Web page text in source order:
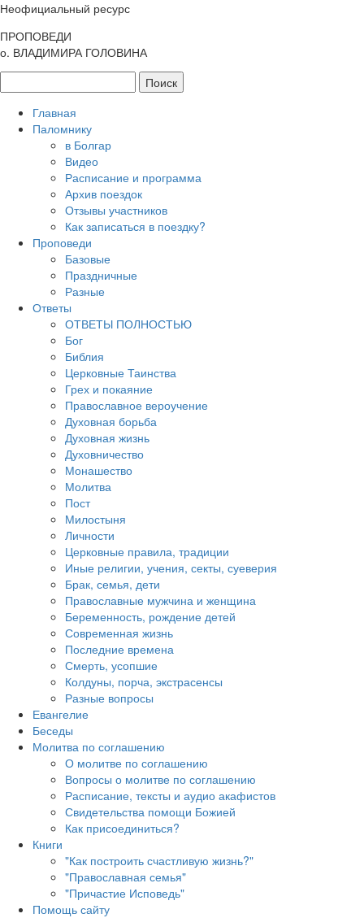
Неофициальный ресурс
ПРОПОВЕДИ
о. ВЛАДИМИРА ГОЛОВИНА
Главная
Паломнику
в Болгар
Видео
Расписание и программа
Архив поездок
Отзывы участников
Как записаться в поездку?
Проповеди
Базовые
Праздничные
Разные
Ответы
ОТВЕТЫ ПОЛНОСТЬЮ
Бог
Библия
Церковные Таинства
Грех и покаяние
Православное вероучение
Духовная борьба
Духовная жизнь
Духовничество
Монашество
Молитва
Пост
Милостыня
Личности
Церковные правила, традиции
Иные религии, учения, секты, суеверия
Брак, семья, дети
Православные мужчина и женщина
Беременность, рождение детей
Современная жизнь
Последние времена
Смерть, усопшие
Колдуны, порча, экстрасенсы
Разные вопросы
Евангелие
Беседы
Молитва по соглашению
О молитве по соглашению
Вопросы о молитве по соглашению
Расписание, тексты и аудио акафистов
Свидетельства помощи Божией
Как присоединиться?
Книги
"Как построить счастливую жизнь?"
"Православная семья"
"Причастие Исповедь"
Помощь сайту